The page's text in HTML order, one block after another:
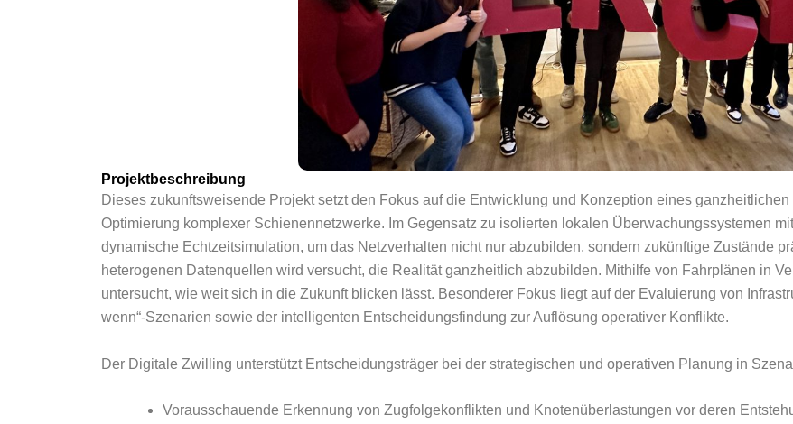
Projektbeschreibung
Dieses zukunftsweisende Projekt setzt den Fokus auf die Entwicklung und Konzeption eines
Optimierung komplexer Schienennetzwerke. Im Gegensatz zu isolierten lokalen Überwachungssystemen
dynamische Echtzeitsimulation, um das Netzverhalten nicht nur abzubilden, sondern zukünftige Zustände
heterogenen Datenquellen wird versucht, die Realität ganzheitlich abzubilden. Mithilfe von Fahrplänen in
untersucht, wie weit sich in die Zukunft blicken lässt. Besonderer Fokus liegt auf der Evaluierung von
wenn“-Szenarien sowie der intelligenten Entscheidungsfindung zur Auflösung operativer Konflikte.
Der Digitale Zwilling unterstützt Entscheidungsträger bei der strategischen und operativen Planung in
Vorausschauende Erkennung von Zugfolgekonflikten und Knotenüberlastungen vor deren